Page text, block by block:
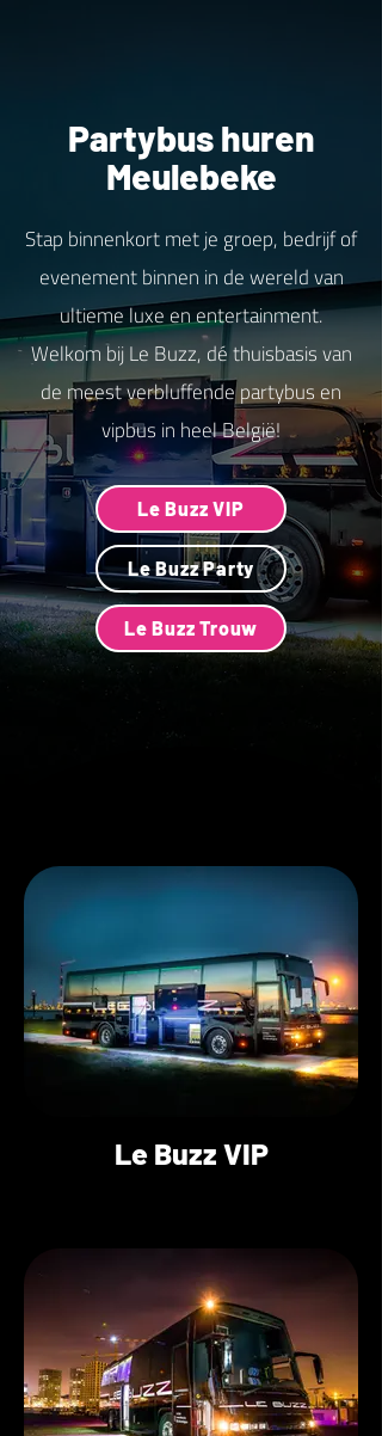
Partybus huren
Meulebeke
Stap binnenkort met je groep, bedrijf of
evenement binnen in de wereld van
ultieme luxe en entertainment.
Welkom bij Le Buzz, dé thuisbasis van
de meest verbluffende partybus en
vipbus in heel België!
Le Buzz VIP
Le Buzz Party
Le Buzz Trouw
Le Buzz VIP